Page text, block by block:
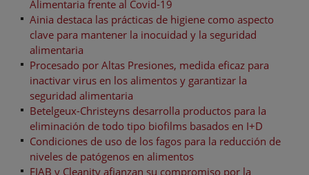
Alimentaria frente al Covid-19
Ainia destaca las prácticas de higiene como aspecto
clave para mantener la inocuidad y la seguridad
alimentaria
Procesado por Altas Presiones, medida eficaz para
inactivar virus en los alimentos y garantizar la
seguridad alimentaria
Betelgeux-Christeyns desarrolla productos para la
eliminación de todo tipo biofilms basados en I+D
Condiciones de uso de los fagos para la reducción de
niveles de patógenos en alimentos
FIAB y Cleanity afianzan su compromiso por la